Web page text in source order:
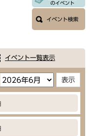
のイベント
イベント検索
イベント一覧表示